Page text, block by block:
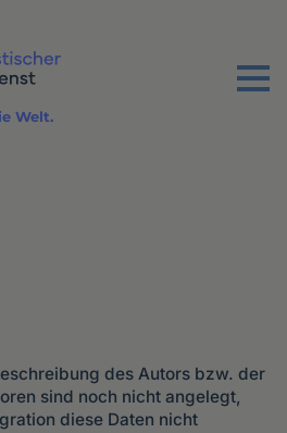
Menu
Welt.
des Autors bzw. der
sind noch nicht angelegt,
diese Daten nicht